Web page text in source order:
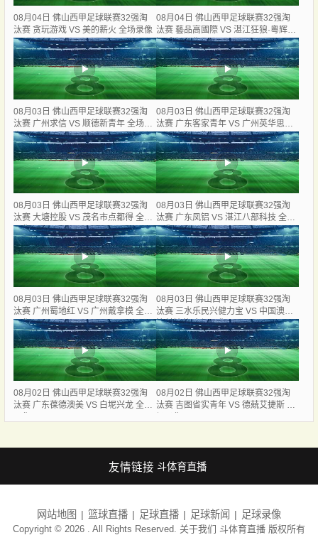
08月04日 佛山西甲足球联赛32强淘
汰赛 贪玩游戏 VS 美的薪火 全场录像
08月04日 佛山西甲足球联赛32强淘
汰赛 藝品高國際 VS 湛江狂狼·粵辉能
源 全场录像
08月03日 佛山西甲足球联赛32强淘
汰赛 广州求信 VS 顺德新青年 全场录
像
08月03日 佛山西甲足球联赛32强淘
汰赛 广东客家青年 VS 广州英华思力
U17 全场录像
08月03日 佛山西甲足球联赛32强淘
汰赛 大塘控股 VS 茂名市点都得 全场
录像
08月03日 佛山西甲足球联赛32强淘
汰赛 广东凤铝 VS 湛江八部科技 全场
录像
08月03日 佛山西甲足球联赛32强淘
汰赛 广州蜀地红 VS 广州戴拿模 全场
录像
08月03日 佛山西甲足球联赛32强淘
汰赛 三水乐民兴健力宝 VS 中国澳门
澳科精英 全场录像
08月02日 佛山西甲足球联赛32强淘
汰赛 广东葆德澳美 VS 白坭兴龙 全场
08月02日 佛山西甲足球联赛32强淘
汰赛 吉图省实青年 VS 德兢艾捷斯 全
友情链接 斗体育直播
网站地图 篮球直播 足球直播 足球新闻 足球录像
Copyright © 2026 . All Rights Reserved. 关于我们 斗体育直播 版权所有